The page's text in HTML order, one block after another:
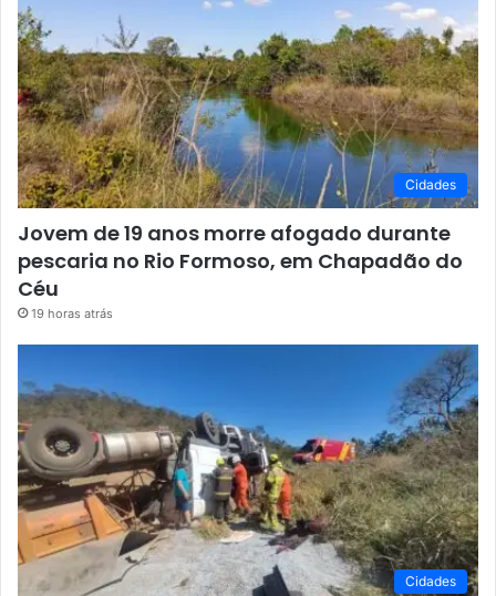
Cidades
Jovem de 19 anos morre afogado durante
pescaria no Rio Formoso, em Chapadão do
Céu
19 horas atrás
Cidades